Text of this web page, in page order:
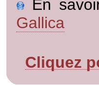
En
Gallica
Cliquez